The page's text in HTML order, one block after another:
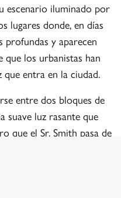
escenario iluminado por
lugares donde, en días
profundas y aparecen
que los urbanistas han
entra en la ciudad.
entre dos bloques de
suave luz rasante que
que el Sr. Smith pasa de